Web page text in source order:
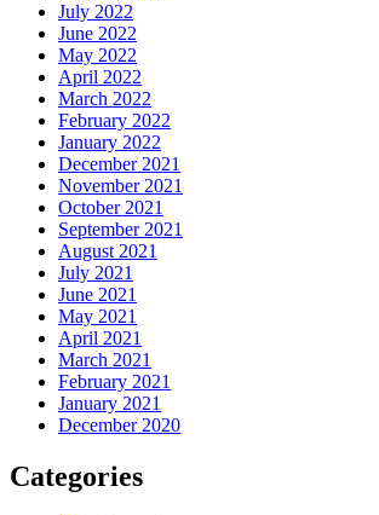
July 2022
June 2022
May 2022
April 2022
March 2022
February 2022
January 2022
December 2021
November 2021
October 2021
September 2021
August 2021
July 2021
June 2021
May 2021
April 2021
March 2021
February 2021
January 2021
December 2020
Categories